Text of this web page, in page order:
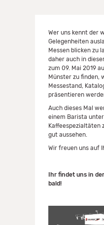
Wer uns kennt der
Gelegenheiten
Messen blicken zu
daher auch in
zum 09. Mai 2019
Münster zu finden,
Messestand,
präsentieren
Auch dieses Mal
einem Barista
Kaffeespezialtäten
gut aussehen.
Wir freuen uns auf
Ihr findet uns in
bald!